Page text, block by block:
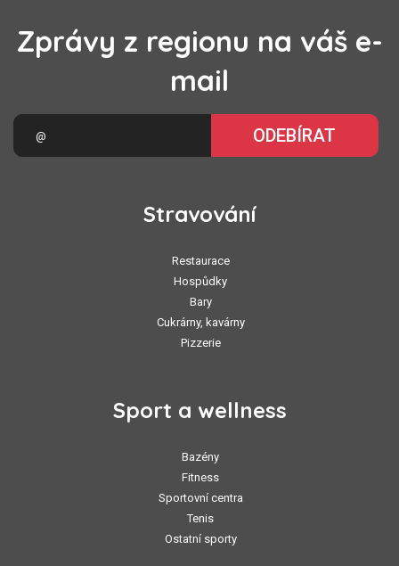
Zprávy z regionu na váš e-
mail
ODEBÍRAT
Stravování
Restaurace
Hospůdky
Bary
Cukrárny, kavárny
Pizzerie
Sport a wellness
Bazény
Fitness
Sportovní centra
Tenis
Ostatní sporty